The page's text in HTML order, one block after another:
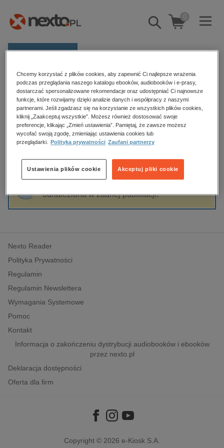
Pokaż/schowaj
wyszukiwarkę
0
E-prasa
Kategorie
Zobacz wszystkie E-prasa
budownictwo, aranżacja wnętrz
biznesowe, branżowe, gospodarka
edukacja
hobby, sport, rozrywka
komputery, internet, technologie, informatyka
polityka, społeczno-informacyjne
psychologiczne
inne
popularno-naukowe
historia
Strona główna Darte Adriana Jurczyk
Darte Adriana Jurczyk
Sortowanie Filtrowanie
odnaleziona w żadnej publikacji.
Nexto Reader
Polityka Prywatności
Regulamin
Regulamin Newslettera
Wymagania Systemowe
Pomoc
Kontakt
Informacja o zakończeniu dystrybucji audiobooków i ebooków
przez nexto.pl
Deklaracja dostępności
Oferta dla firm
Copyright © 2026 e-Kiosk S.A.
Chcemy korzystać z plików cookies, aby zapewnić Ci najlepsze wrażenia
podczas przeglądania naszego katalogu ebooków, audiobooków i e-prasy,
dostarczać spersonalizowane rekomendacje oraz udostępniać Ci najnowsze
funkcje, które rozwijamy dzięki analizie danych i współpracy z naszymi
partnerami. Jeśli zgadzasz się na korzystanie ze wszystkich plików cookies,
kliknij „Zaakceptuj wszystkie”. Możesz również dostosować swoje
preferencje, klikając „Zmień ustawienia”. Pamiętaj, że zawsze możesz
wycofać swoją zgodę, zmieniając ustawienia cookies lub
przeglądarki.
Polityka prywatności Zaufani partnerzy
Akceptuj pliki cookie
Ustawienia plików cookie